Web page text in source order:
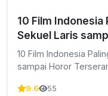
10 Film Indonesia
Sekuel Laris
10 Film Indonesia
sampai Horor
9.6 55